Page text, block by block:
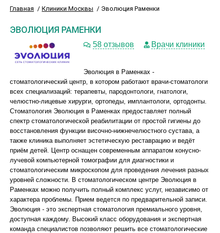
Главная Клиники Москвы Эволюция Раменки
ЭВОЛЮЦИЯ РАМЕНКИ
58 отзывов Врачи клиники
Эволюция в Раменках -
стоматологический центр, в котором работают врачи-стоматологи
всех специализаций: терапевты, пародонтологи, гнатологи,
челюстно-лицевые хирурги, ортопеды, имплантологи, ортодонты.
Стоматология Эволюция в Раменках предоставляет полный
спектр стоматологической реабилитации от простой гигиены до
восстановления функции височно-нижнечелюстного сустава, а
также клиника выполняет эстетическую реставрацию и ведёт
приём детей. Центр оснащен современным аппаратом конусно-
лучевой компьютерной томографии для диагностики и
стоматологическим микроскопом для проведения лечения разных
уровней сложности. В стоматологическом центре Эволюция в
Раменках можно получить полный комплекс услуг, независимо от
характера проблемы. Прием ведется по предварительной записи.
Эволюция - это экспертная стоматология премиального уровня,
доступная каждому. Высокий класс оборудования и экспертная
команда специалистов позволяют решить все стоматологические